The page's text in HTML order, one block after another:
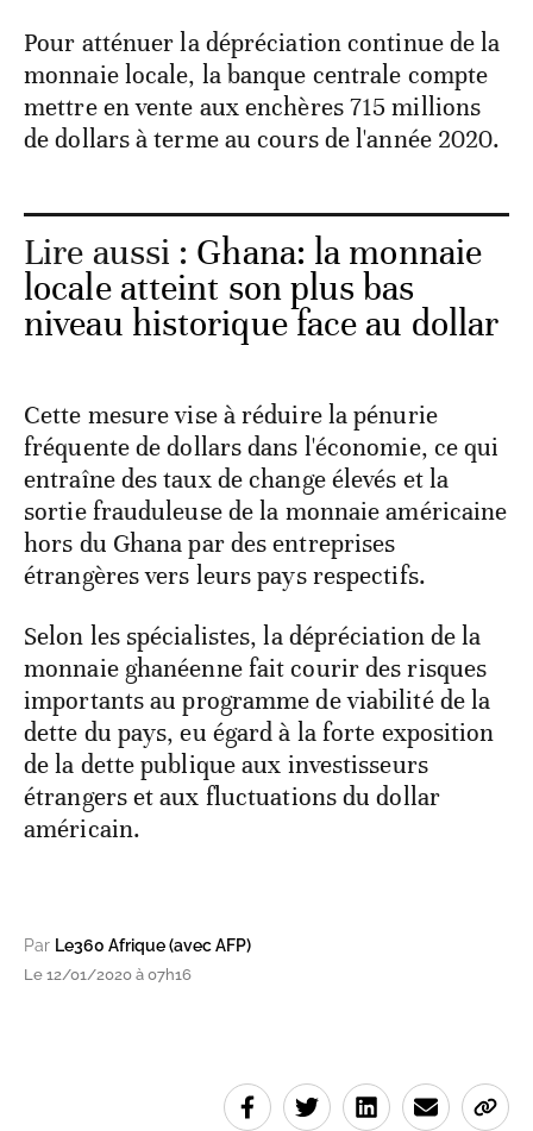
Pour atténuer la dépréciation continue de la
monnaie locale, la banque centrale compte
mettre en vente aux enchères 715 millions
de dollars à terme au cours de l'année 2020.
Lire aussi : Ghana: la monnaie
locale atteint son plus bas
niveau historique face au dollar
Cette mesure vise à réduire la pénurie
fréquente de dollars dans l'économie, ce qui
entraîne des taux de change élevés et la
sortie frauduleuse de la monnaie américaine
hors du Ghana par des entreprises
étrangères vers leurs pays respectifs.
Selon les spécialistes, la dépréciation de la
monnaie ghanéenne fait courir des risques
importants au programme de viabilité de la
dette du pays, eu égard à la forte exposition
de la dette publique aux investisseurs
étrangers et aux fluctuations du dollar
américain.
Par Le360 Afrique (avec AFP)
Le 12/01/2020 à 07h16